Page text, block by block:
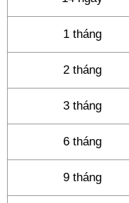
1 tháng
2 tháng
3 tháng
6 tháng
9 tháng